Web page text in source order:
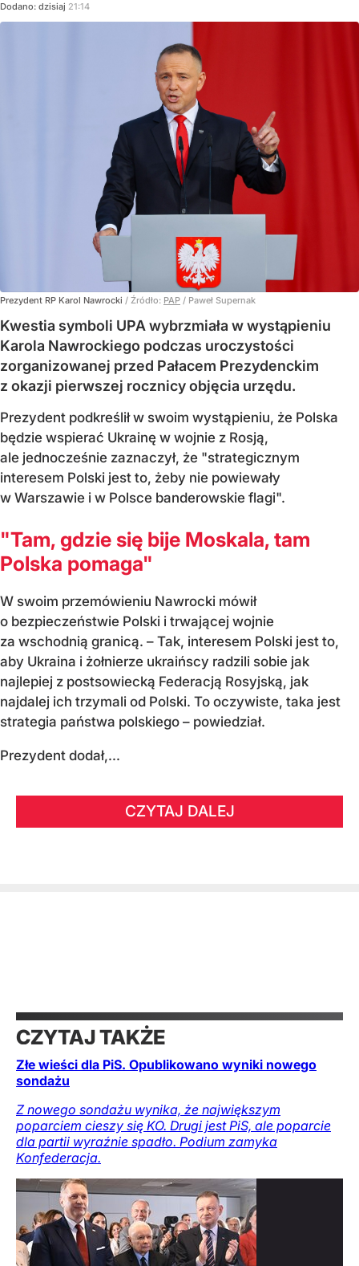
Dodano: dzisiaj 21:14
Prezydent RP Karol Nawrocki / Źródło: PAP / Paweł Supernak
Kwestia symboli UPA wybrzmiała w wystąpieniu
Karola Nawrockiego podczas uroczystości
zorganizowanej przed Pałacem Prezydenckim
z okazji pierwszej rocznicy objęcia urzędu.
Prezydent podkreślił w swoim wystąpieniu, że Polska
będzie wspierać Ukrainę w wojnie z Rosją,
ale jednocześnie zaznaczył, że "strategicznym
interesem Polski jest to, żeby nie powiewały
w Warszawie i w Polsce banderowskie flagi".
"Tam, gdzie się bije Moskala, tam
Polska pomaga"
W swoim przemówieniu Nawrocki mówił
o bezpieczeństwie Polski i trwającej wojnie
za wschodnią granicą. – Tak, interesem Polski jest to,
aby Ukraina i żołnierze ukraińscy radzili sobie jak
najlepiej z postsowiecką Federacją Rosyjską, jak
najdalej ich trzymali od Polski. To oczywiste, taka jest
strategia państwa polskiego – powiedział.
Prezydent dodał,...
CZYTAJ DALEJ
CZYTAJ TAKŻE
Złe wieści dla PiS. Opublikowano wyniki nowego
sondażu
Z nowego sondażu wynika, że największym
poparciem cieszy się KO. Drugi jest PiS, ale poparcie
dla partii wyraźnie spadło. Podium zamyka
Konfederacja.